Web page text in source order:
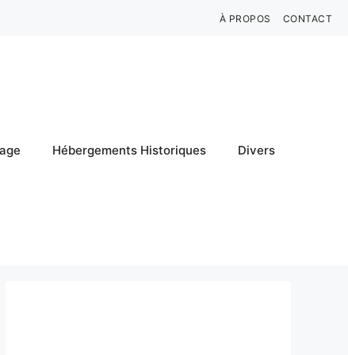
À PROPOS CONTACT
Hébergements Historiques Divers